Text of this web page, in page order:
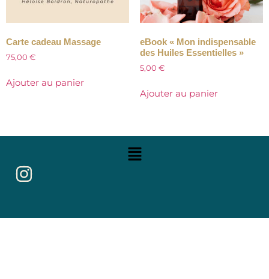
Carte cadeau Massage
75,00 €
Ajouter au panier
eBook « Mon indispensable
des Huiles Essentielles »
5,00 €
Ajouter au panier